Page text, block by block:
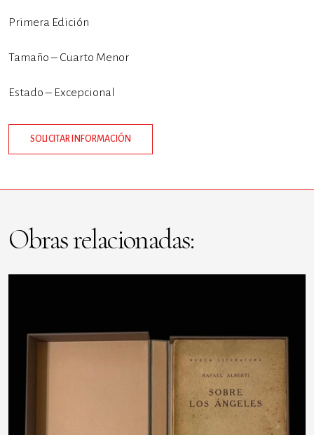
Primera Edición
Tamaño – Cuarto Menor
Estado – Excepcional
SOLICITAR INFORMACIÓN
Obras relacionadas: